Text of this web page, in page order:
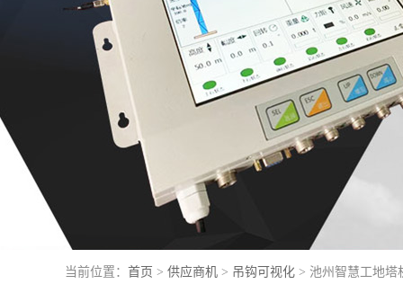
当前位置： 首页 > 供应商机 > 吊钩可视化 > 池州智慧工地塔